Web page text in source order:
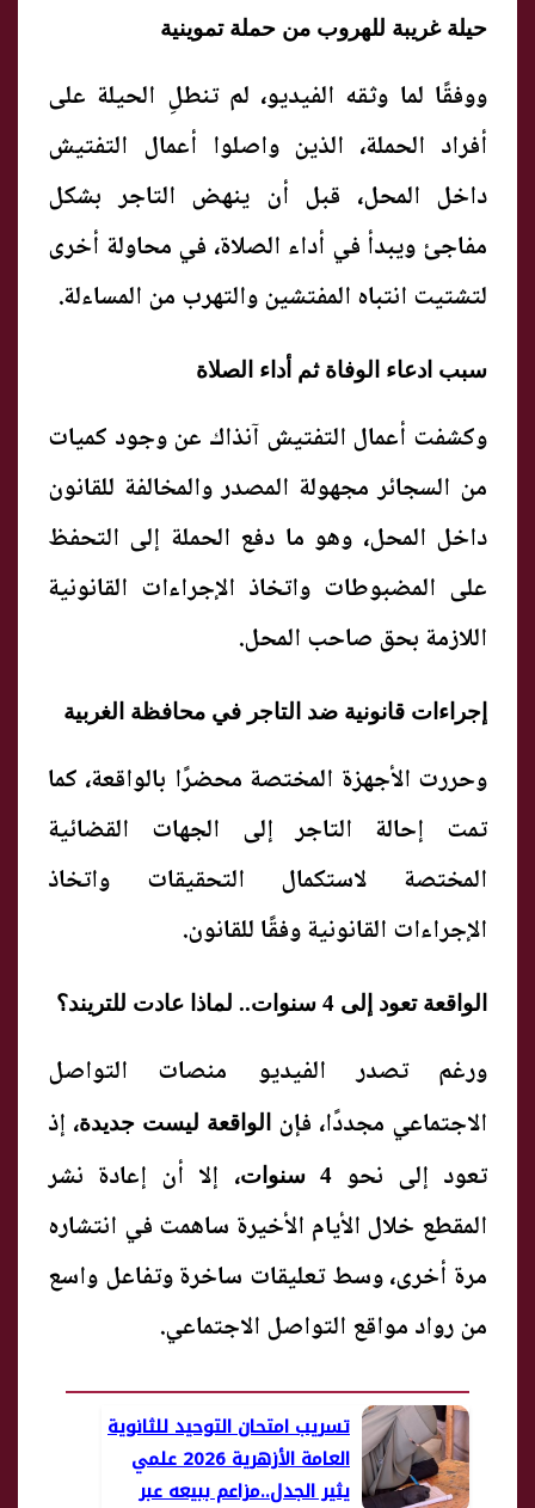
حيلة غريبة للهروب من حملة تموينية
ووفقًا لما وثقه الفيديو، لم تنطلِ الحيلة على
أفراد الحملة، الذين واصلوا أعمال التفتيش
داخل المحل، قبل أن ينهض التاجر بشكل
مفاجئ ويبدأ في أداء الصلاة، في محاولة أخرى
لتشتيت انتباه المفتشين والتهرب من المساءلة.
سبب ادعاء الوفاة ثم أداء الصلاة
وكشفت أعمال التفتيش آنذاك عن وجود كميات
من السجائر مجهولة المصدر والمخالفة للقانون
داخل المحل، وهو ما دفع الحملة إلى التحفظ
على المضبوطات واتخاذ الإجراءات القانونية
اللازمة بحق صاحب المحل.
إجراءات قانونية ضد التاجر في محافظة الغربية
وحررت الأجهزة المختصة محضرًا بالواقعة، كما
تمت إحالة التاجر إلى الجهات القضائية
المختصة لاستكمال التحقيقات واتخاذ
الإجراءات القانونية وفقًا للقانون.
الواقعة تعود إلى 4 سنوات.. لماذا عادت للتريند؟
ورغم تصدر الفيديو منصات التواصل
الاجتماعي مجددًا، فإن
الواقعة ليست جديدة، إذ
تعود إلى نحو4 سنوات
، إلا أن إعادة نشر
المقطع خلال الأيام الأخيرة ساهمت في انتشاره
مرة أخرى، وسط تعليقات ساخرة وتفاعل واسع
من رواد مواقع التواصل الاجتماعي.
تسريب امتحان التوحيد للثانوية
العامة الأزهرية 2026 علمي
يثير الجدل..مزاعم ببيعه عبر